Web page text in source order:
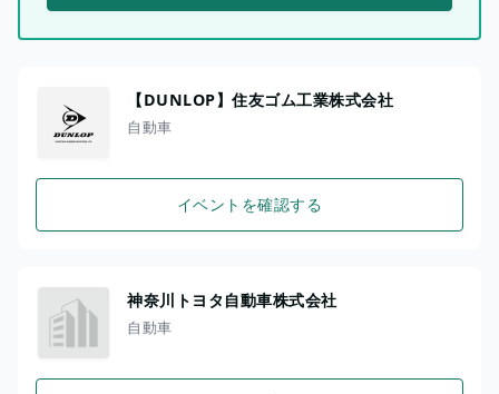
【DUNLOP】住友ゴム工業株式会社
自動車
イベントを確認する
神奈川トヨタ自動車株式会社
自動車